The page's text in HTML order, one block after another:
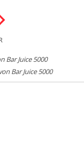
Bar Juice 5000
Bar Juice 5000